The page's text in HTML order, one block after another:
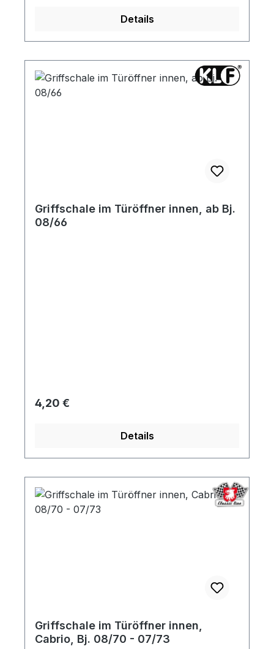
Details
Griffschale im Türöffner innen, ab Bj.
08/66
Regulärer Preis:
4,20 €
Details
Griffschale im Türöffner innen,
Cabrio, Bj. 08/70 - 07/73